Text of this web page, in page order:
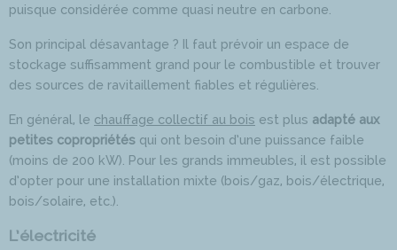
puisque considérée comme quasi neutre en carbone.
Son principal désavantage ? Il faut prévoir un espace de
stockage suffisamment grand pour le combustible et trouver
des sources de ravitaillement fiables et régulières.
En général, le chauffage collectif au bois est plus adapté aux
petites copropriétés qui ont besoin d’une puissance faible
(moins de 200 kW). Pour les grands immeubles, il est possible
d’opter pour une installation mixte (bois/gaz, bois/électrique,
bois/solaire, etc.).
L’électricité